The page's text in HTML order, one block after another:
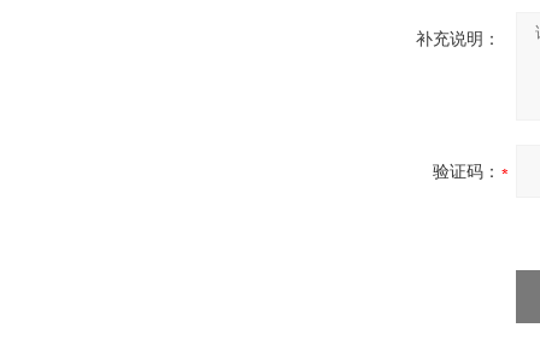
补充说明：
验证码：